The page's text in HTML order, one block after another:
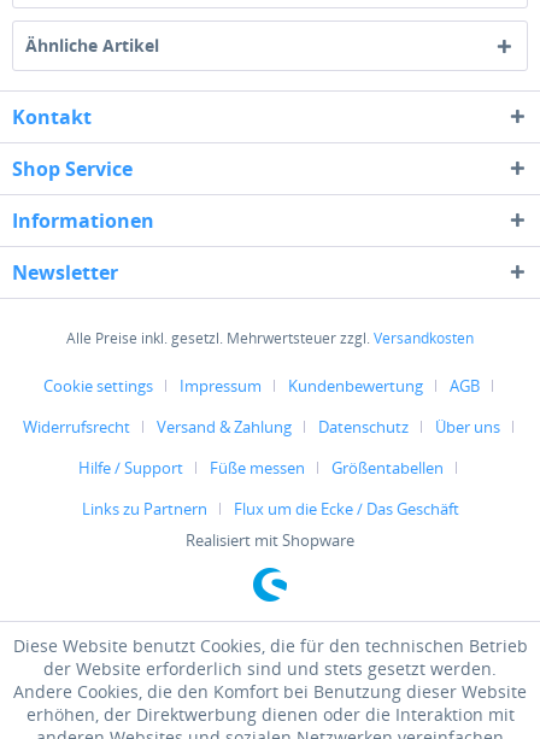
Ähnliche Artikel
Kontakt
Shop Service
Informationen
Newsletter
Alle Preise inkl. gesetzl. Mehrwertsteuer zzgl.Versandkosten
Cookie settings Impressum Kundenbewertung
AGB
Widerrufsrecht
Versand & Zahlung Datenschutz
Über uns
Hilfe / Support
Füße messen
Größentabellen
Links zu Partnern
Flux um die Ecke / Das Geschäft
Realisiert mit Shopware
Diese Website benutzt Cookies, die für den technischen Betrieb
der Website erforderlich sind und stets gesetzt werden.
Andere Cookies, die den Komfort bei Benutzung dieser Website
erhöhen, der Direktwerbung dienen oder die Interaktion mit